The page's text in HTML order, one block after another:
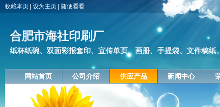
收藏本页 设为主页 随便看看
合肥市海社印刷厂
纸杯纸碗、双面彩报套印、宣传单页、画册、手提袋、文件稿纸
网站首页 公司介绍 供应产品 新闻中心